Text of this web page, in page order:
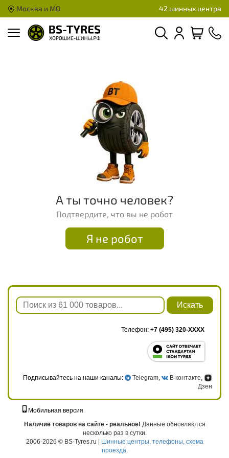
Москва и МО 42 шинных центра
А ты точно человек?
Подтвердите, что вы не робот
Я не робот
Искать
Телефон: +7 (495) 320-XXXX
Подписывайтесь на наши каналы: Telegram , В контакте
Дзен
Мобильная версия
Наличие товаров на сайте - реальное! Данные обновляются
несколько раз в сутки.
2006-2026 © BS-Tyres.ru | Шинные центры, телефоны, схема
проезда.